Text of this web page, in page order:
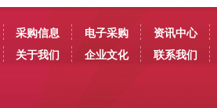
采购信息 电子采购
资讯中心
关于我们 企业文化 联系我们